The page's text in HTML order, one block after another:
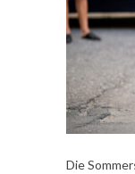
Die